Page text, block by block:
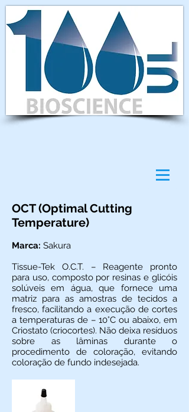
OCT (Optimal Cutting
Temperature)
Marca: Sakura
Tissue-Tek O.C.T. – Reagente pronto
para uso, composto por resinas e glicóis
solúveis em água, que fornece uma
matriz para as amostras de tecidos a
fresco, facilitando a execução de cortes
a temperaturas de – 10°C ou abaixo, em
Criostato (criocortes). Não deixa resíduos
sobre as lâminas durante o
procedimento de coloração, evitando
coloração de fundo indesejada.